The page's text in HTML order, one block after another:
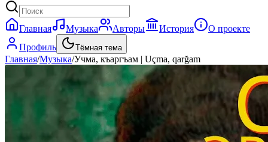
Главная Музыка Авторы История
О проекте
Профиль
Тёмная тема
Главная/Музыка/Учма, къаргъам | Uçma, qarğam